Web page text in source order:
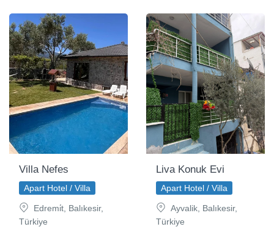
Villa Nefes
Apart Hotel / Villa
Edremi̇t, Balıkesir,
Türkiye
Liva Konuk Evi
Apart Hotel / Villa
Ayvalik, Balıkesir,
Türkiye